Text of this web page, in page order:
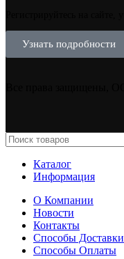
Узнать подробности
Каталог
Информация
О Компании
Новости
Контакты
Способы Доставки
Способы Оплаты